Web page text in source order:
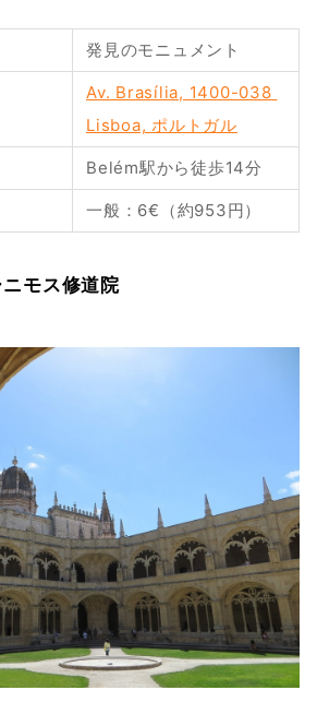
発見のモニュメント
Av. Brasília, 1400-038
Lisboa, ポルトガル
Belém駅から徒歩14分
一般：6€（約953円）
モス修道院